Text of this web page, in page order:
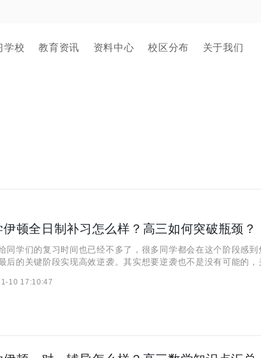
学校 教育资讯 资料中心 校区分布 关于我们
顿全日制补习怎么样？高三如何突破瓶颈？
学们的复习时间也已经不多了，很多同学都会在这个阶段感到
后的关键阶段实现高效逆袭。其实想要逆袭也不是没有可能的，
安秦学伊顿全日制补习怎么样？下面，小编就给大家来分享分
10 17:10:47